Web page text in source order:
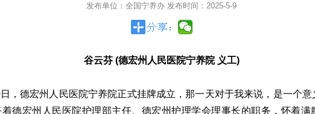
发布单位：全国宁养办 发布时间： 2025-5-9
谷云芬 (德宏州人民医院宁养院 义工)
，德宏州人民医院宁养院正式挂牌成立，那一天对于我来说，是一个意
德宏州人民医院护理部主任、德宏州护理学会理事长的职务，怀着满